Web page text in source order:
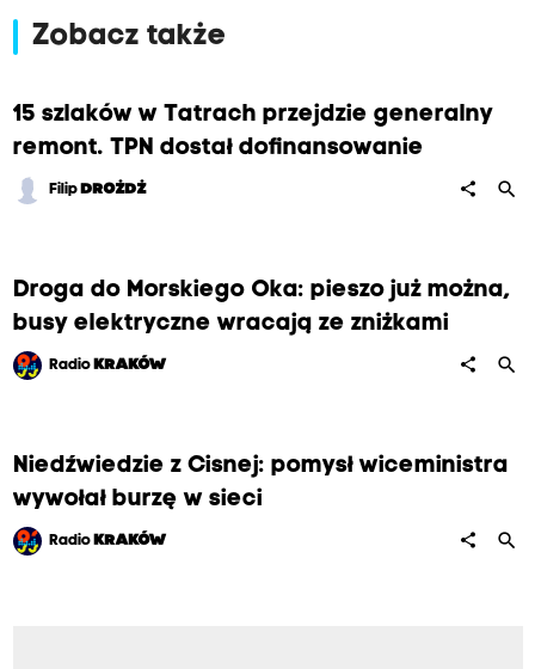
Zobacz także
15 szlaków w Tatrach przejdzie generalny
remont. TPN dostał dofinansowanie
Filip DROŻDŻ share search
Droga do Morskiego Oka: pieszo już można,
busy elektryczne wracają ze zniżkami
Radio KRAKÓW share search
Niedźwiedzie z Cisnej: pomysł wiceministra
wywołał burzę w sieci
Radio KRAKÓW share search